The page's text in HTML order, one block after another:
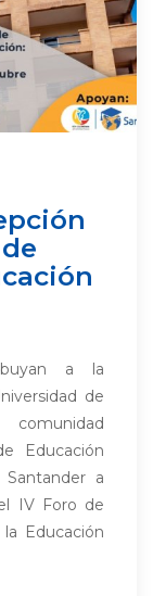
a la
de
Educación
a
IV Foro de
Educación